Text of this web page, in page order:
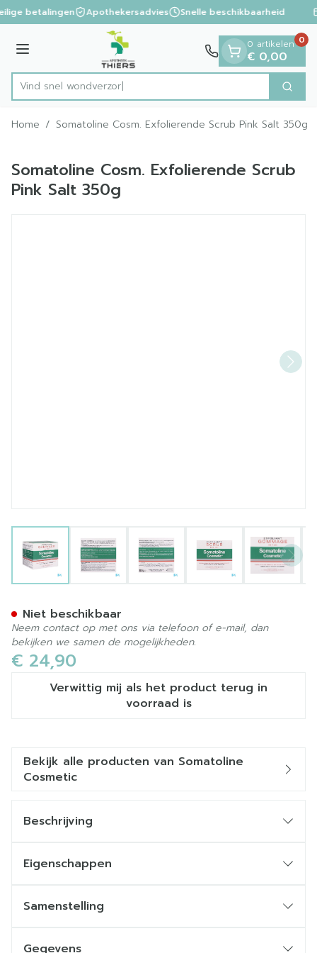
Ga naar de inhoud
1 van 1
betalingen Apothekersadvies Snelle beschikbaarheid
Menu
Product, merk, categorie...
Vind snel wo Zoek
0 artikelen
€ 0,00
0
Home / Somatoline Cosm. Exfolierende Scrub Pink Salt 350g
Somatoline Cosm. Exfolierende Scrub
Pink Salt 350g
View larger imageView larger image
View
€ 24,90
Verwittig mij als het product terug in
voorraad is
Niet beschikbaar
Neem contact op met ons via telefoon of e-mail, dan
bekijken we samen de mogelijkheden.
Bekijk alle producten van Somatoline
Cosmetic
Beschrijving
Vernieuwt en verheldert de huid, zelfs de
Eigenschappen
Samenstelling
Gegevens